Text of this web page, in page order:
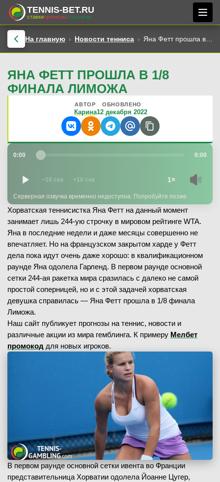
TENNIS-BET.RU
ставкипрогнозыстратегии
На главную Новости тенниса Яна Фетт прошла в 1/8 финала Лиможа
ЯНА ФЕТТ ПРОШЛА В 1/8
ФИНАЛА ЛИМОЖА
АВТОР
Карина
ОБНОВЛЕНО
12 декабря 2022
0:00 0:00
−10 сек +10 сек 1×
Серверная озвучка временно недоступна. Попробуйте позже.
Хорватская теннисистка Яна Фетт на данный момент
занимает лишь 244-ую строчку в мировом рейтинге WTA.
Яна в последние недели и даже месяцы совершенно не
впечатляет. Но на французском закрытом харде у Фетт
дела пока идут очень даже хорошо: в квалификационном
раунде Яна одолела Гарленд. В первом раунде основной
сетки 244-ая ракетка мира сразилась с далеко не самой
простой соперницей, но и с этой задачей хорватская
девушка справилась — Яна Фетт прошла в 1/8 финала
Лиможа.
Наш сайт публикует прогнозы на теннис, новости и
различные акции из мира гемблинга. К примеру Мелбет
промокод для новых игроков.
В первом раунде основной сетки ивента во Франции
представительница Хорватии одолела Йоанне Цугер,